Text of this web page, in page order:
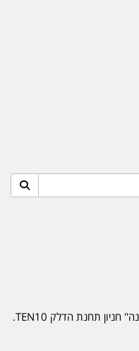
האילן 4 אור עקיבא - מתחם העסקים ''מבנה'' חניון תחנת הדלק TEN10.